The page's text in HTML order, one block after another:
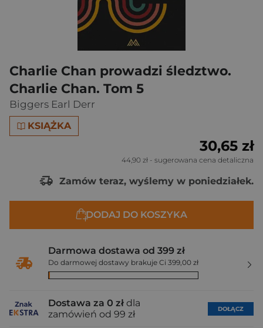
Charlie Chan prowadzi śledztwo.
Charlie Chan. Tom 5
Biggers Earl Derr
KSIĄŻKA
30,65 zł
44,90 zł - sugerowana cena detaliczna
Zamów teraz, wyślemy w poniedziałek.
DODAJ DO KOSZYKA
Darmowa dostawa od 399 zł
Do darmowej dostawy brakuje Ci 399,00 zł
Dostawa za 0 zł dla
zamówień od 99 zł
DOŁĄCZ